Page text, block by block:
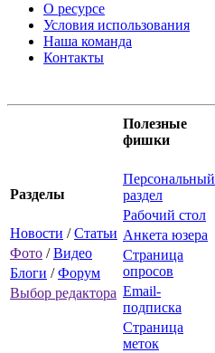
О ресурсе
Условия использования
Наша команда
Контакты
Разделы
Новости /Статьи
Фото /Видео
Блоги /Форум
Выбор редактора
Полезные
фишки
Персональный
раздел
Рабочий стол
Анкета юзера
Страница
опросов
Email-
подписка
Страница
меток